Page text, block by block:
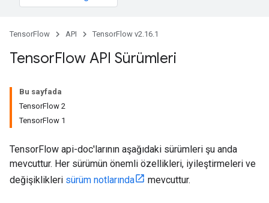
TensorFlow API TensorFlow v2.16.1
TensorFlow API Sürümleri
Bu sayfada
TensorFlow 2
TensorFlow 1
TensorFlow api-doc'larının aşağıdaki sürümleri şu anda
mevcuttur. Her sürümün önemli özellikleri, iyileştirmeleri ve
değişiklikleri sürüm notlarında mevcuttur.